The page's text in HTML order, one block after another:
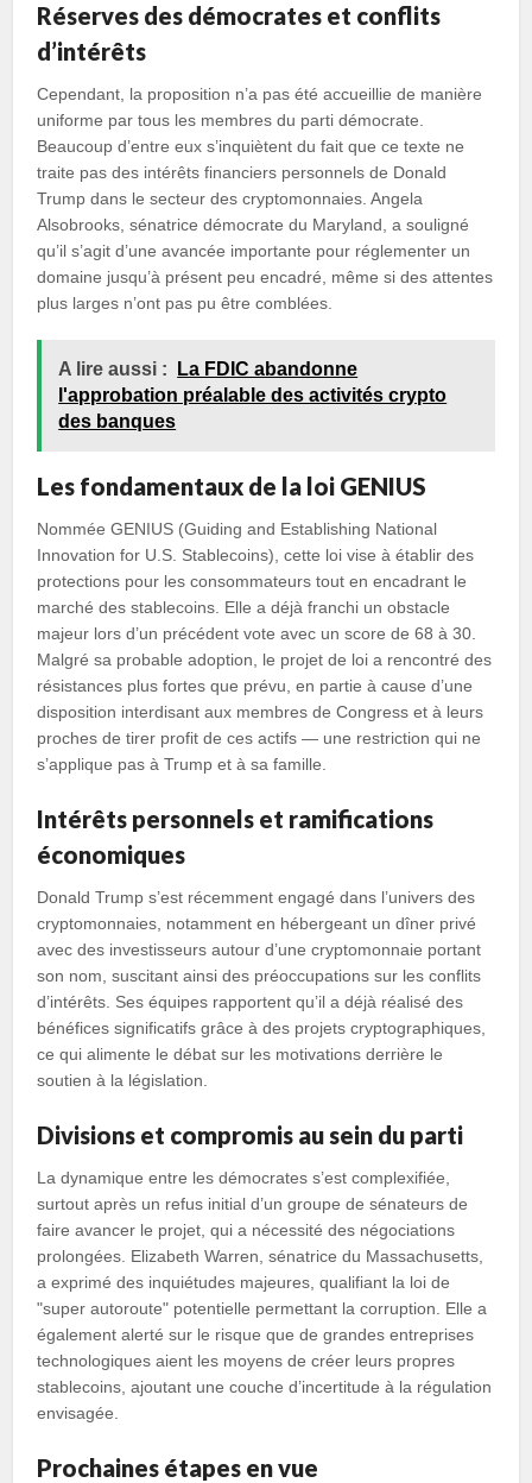
Réserves des démocrates et conflits
d’intérêts
Cependant, la proposition n’a pas été accueillie de manière
uniforme par tous les membres du parti démocrate.
Beaucoup d’entre eux s’inquiètent du fait que ce texte ne
traite pas des intérêts financiers personnels de Donald
Trump dans le secteur des cryptomonnaies. Angela
Alsobrooks, sénatrice démocrate du Maryland, a souligné
qu’il s’agit d’une avancée importante pour réglementer un
domaine jusqu’à présent peu encadré, même si des attentes
plus larges n’ont pas pu être comblées.
A lire aussi :
La FDIC abandonne
l'approbation préalable des activités crypto
des banques
Les fondamentaux de la loi GENIUS
Nommée GENIUS (Guiding and Establishing National
Innovation for U.S. Stablecoins), cette loi vise à établir des
protections pour les consommateurs tout en encadrant le
marché des stablecoins. Elle a déjà franchi un obstacle
majeur lors d’un précédent vote avec un score de 68 à 30.
Malgré sa probable adoption, le projet de loi a rencontré des
résistances plus fortes que prévu, en partie à cause d’une
disposition interdisant aux membres de Congress et à leurs
proches de tirer profit de ces actifs — une restriction qui ne
s’applique pas à Trump et à sa famille.
Intérêts personnels et ramifications
économiques
Donald Trump s’est récemment engagé dans l’univers des
cryptomonnaies, notamment en hébergeant un dîner privé
avec des investisseurs autour d’une cryptomonnaie portant
son nom, suscitant ainsi des préoccupations sur les conflits
d’intérêts. Ses équipes rapportent qu’il a déjà réalisé des
bénéfices significatifs grâce à des projets cryptographiques,
ce qui alimente le débat sur les motivations derrière le
soutien à la législation.
Divisions et compromis au sein du parti
La dynamique entre les démocrates s’est complexifiée,
surtout après un refus initial d’un groupe de sénateurs de
faire avancer le projet, qui a nécessité des négociations
prolongées. Elizabeth Warren, sénatrice du Massachusetts,
a exprimé des inquiétudes majeures, qualifiant la loi de
"super autoroute" potentielle permettant la corruption. Elle a
également alerté sur le risque que de grandes entreprises
technologiques aient les moyens de créer leurs propres
stablecoins, ajoutant une couche d’incertitude à la régulation
envisagée.
Prochaines étapes en vue